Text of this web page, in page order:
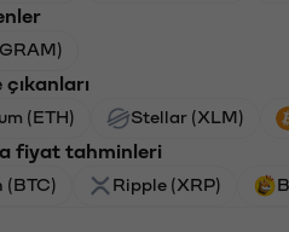
(ETH) Stellar (XLM)
fiyat tahminleri
(BTC) Ripple (XRP)